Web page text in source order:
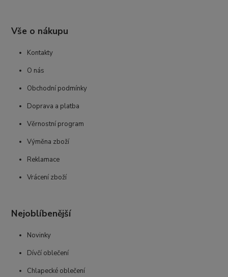
Vše o nákupu
Kontakty
O nás
Obchodní podmínky
Doprava a platba
Věrnostní program
Výměna zboží
Reklamace
Vrácení zboží
Nejoblíbenější
Novinky
Dívčí oblečení
Chlapecké oblečení